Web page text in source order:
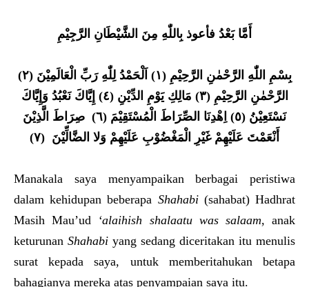
أَمَّا بَعْدُ فأعوذ بِاللّٰهِ مِنَ الشَّيْطَانِ الرَّجِيْمِ
بِسْمِ اللّٰهِ الرَّحْمٰنِ الرَّحِيْمِ (١) اَلْحَمْدُ لِلّٰهِ رَبِّ الْعَالَمِيْنَ (٢)
الرَّحْمٰنِ الرَّحِيْمِ (٣) مَالِكِ يَوْمِ الدِّيْنِ (٤) إِيَّاكَ نَعْبُدُ وَإِيَّاكَ
نَسْتَعِيْنُ (٥) اِهْدِنَا الصِّرَاطَ الْمُسْتَقِيْمَ (٦) صِرَاطَ الَّذِيْنَ
أَنْعَمْتَ عَلَيْهِمْ غَيْرِ الْمَغْضُوْبِ عَلَيْهِمْ وَلا الضَّالِّيْنَ (٧)
Manakala saya menyampaikan berbagai peristiwa
dalam kehidupan beberapa Shahabi (sahabat) Hadhrat
Masih Mau’ud ‘alaihish shalaatu was salaam, anak
keturunan Shahabi yang sedang diceritakan itu menulis
surat kepada saya, untuk memberitahukan betapa
bahagianya mereka atas penyampaian saya itu.